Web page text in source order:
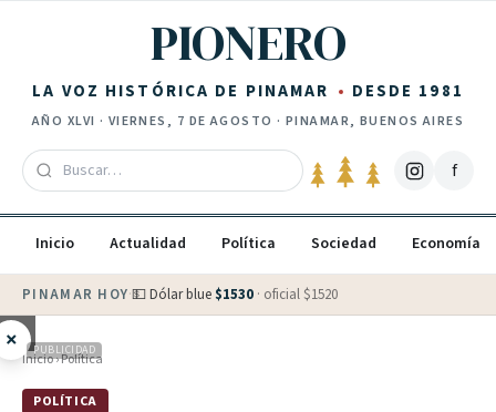
PIONERO
LA VOZ HISTÓRICA DE PINAMAR DESDE 1981
AÑO XLVI · VIERNES, 7 DE AGOSTO · PINAMAR, BUENOS AIRES
f
Inicio Actualidad Política Sociedad Economía
PINAMAR HOY·💵 Dólar blue $1530 · oficial $1520
× PUBLICIDAD
Inicio›Política
POLÍTICA